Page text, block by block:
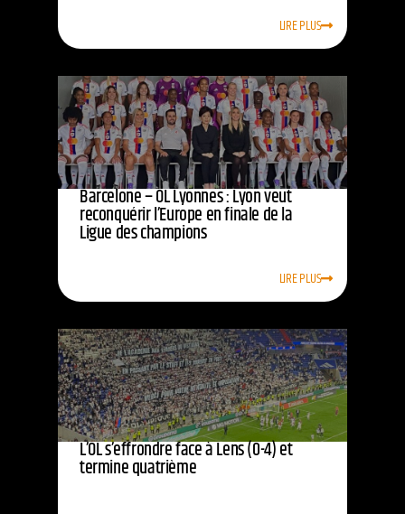
LIRE PLUS
Barcelone – OL Lyonnes : Lyon veut
reconquérir l’Europe en finale de la
Ligue des champions
LIRE PLUS
L’OL s’effrondre face à Lens (0-4) et
termine quatrième